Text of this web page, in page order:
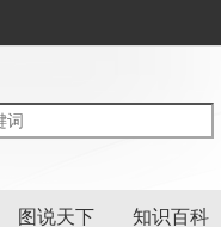
图说天下 知识百科